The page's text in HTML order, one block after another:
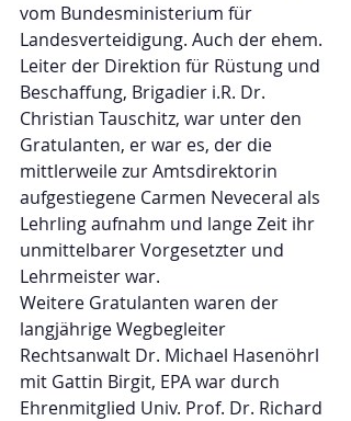
vom Bundesministerium für
Landesverteidigung. Auch der ehem.
Leiter der Direktion für Rüstung und
Beschaffung, Brigadier i.R. Dr.
Christian Tauschitz, war unter den
Gratulanten, er war es, der die
mittlerweile zur Amtsdirektorin
aufgestiegene Carmen Neveceral als
Lehrling aufnahm und lange Zeit ihr
unmittelbarer Vorgesetzter und
Lehrmeister war.
Weitere Gratulanten waren der
langjährige Wegbegleiter
Rechtsanwalt Dr. Michael Hasenöhrl
mit Gattin Birgit, EPA war durch
Ehrenmitglied Univ. Prof. Dr. Richard